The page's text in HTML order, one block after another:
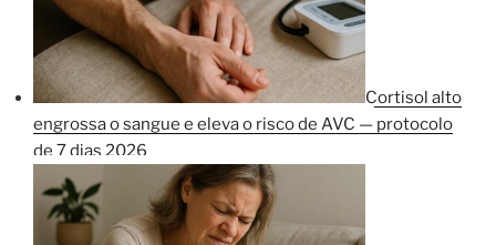
Cortisol alto
engrossa o sangue e eleva o risco de AVC — protocolo
de 7 dias 2026